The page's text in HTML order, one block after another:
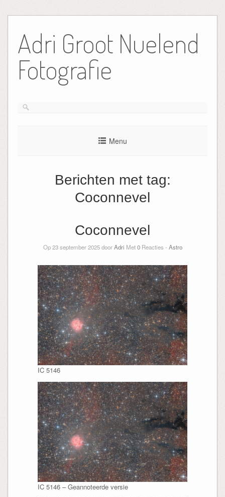
de
inhoud
Adri Groot Nuelend
Fotografie
Menu
Berichten met tag:
Coconnevel
Coconnevel
Op 23 september 2025 doorAdri Met0Reacties - Astro
IC 5146
IC 5146 – Geannoteerde versie